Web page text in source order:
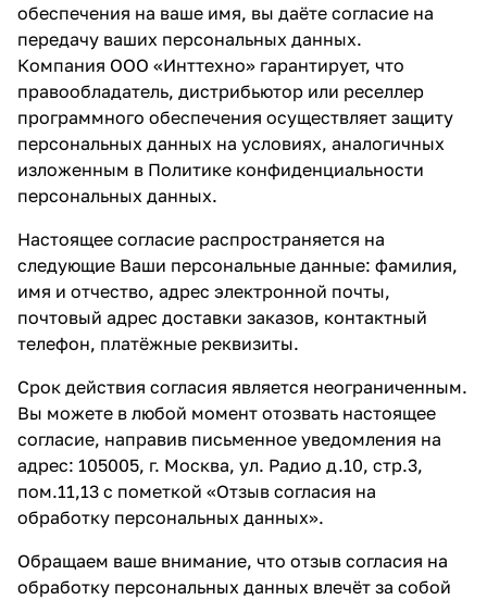
обеспечения на ваше имя, вы даёте согласие на
передачу ваших персональных данных.
Компания ООО «Инттехно» гарантирует, что
правообладатель, дистрибьютор или реселлер
программного обеспечения осуществляет защиту
персональных данных на условиях, аналогичных
изложенным в Политике конфиденциальности
персональных данных.
Настоящее согласие распространяется на
следующие Ваши персональные данные: фамилия,
имя и отчество, адрес электронной почты,
почтовый адрес доставки заказов, контактный
телефон, платёжные реквизиты.
Срок действия согласия является неограниченным.
Вы можете в любой момент отозвать настоящее
согласие, направив письменное уведомления на
адрес: 105005, г. Москва, ул. Радио д.10, стр.3,
пом.11,13 с пометкой «Отзыв согласия на
обработку персональных данных».
Обращаем ваше внимание, что отзыв согласия на
обработку персональных данных влечёт за собой